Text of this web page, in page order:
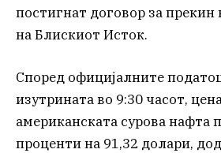
постигнат договор за
на Блискиот Исток.
Според официјалните
изутрината во 9:30 часот,
американската сурова нафта
проценти на 91,32 долари,